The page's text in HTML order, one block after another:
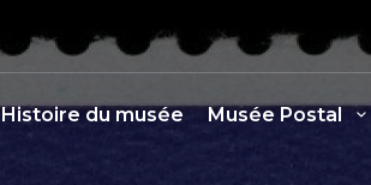
Histoire du musée Musée Postal